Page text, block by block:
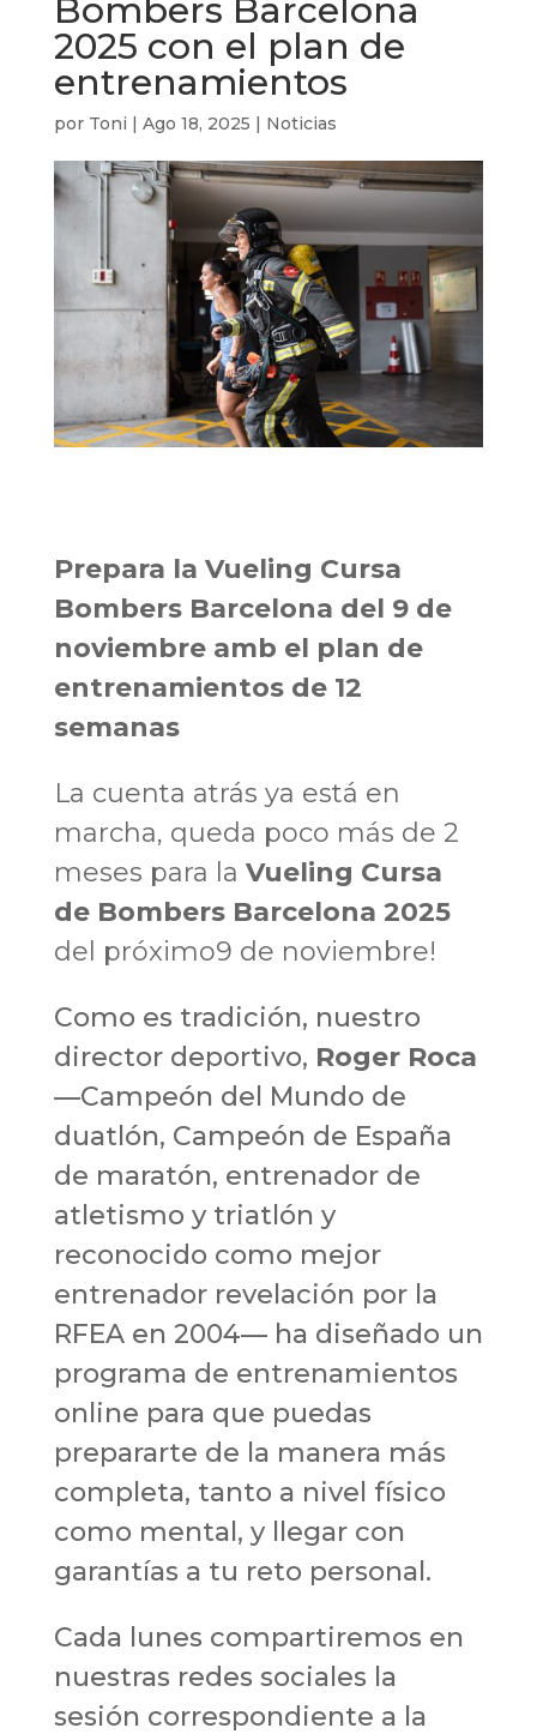
Bombers Barcelona
2025 con el plan de
entrenamientos
por Toni | Ago 18, 2025 | Noticias
Prepara la Vueling Cursa
Bombers Barcelona del 9 de
noviembre amb el plan de
entrenamientos de 12
semanas
La cuenta atrás ya está en
marcha, queda poco más de 2
meses para la Vueling Cursa
de Bombers Barcelona 2025
del próximo9 de noviembre!
Como es tradición, nuestro
director deportivo, Roger Roca
—Campeón del Mundo de
duatlón, Campeón de España
de maratón, entrenador de
atletismo y triatlón y
reconocido como mejor
entrenador revelación por la
RFEA en 2004— ha diseñado un
programa de entrenamientos
online para que puedas
prepararte de la manera más
completa, tanto a nivel físico
como mental, y llegar con
garantías a tu reto personal.
Cada lunes compartiremos en
nuestras redes sociales la
sesión correspondiente a la